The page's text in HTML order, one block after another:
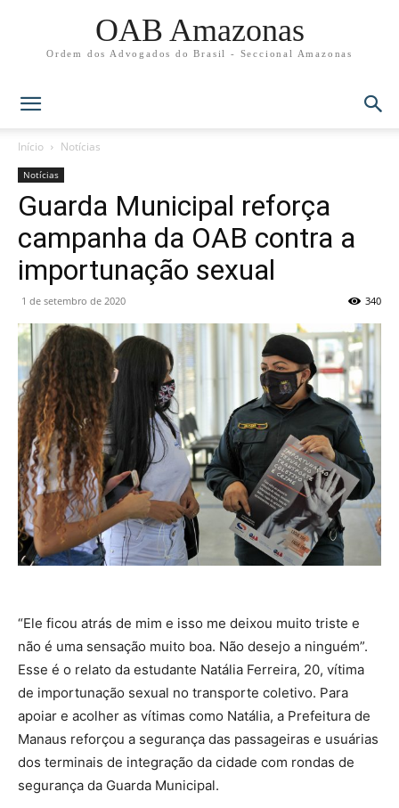
OAB Amazonas
Ordem dos Advogados do Brasil - Seccional Amazonas
Início Notícias
Notícias
Guarda Municipal reforça
campanha da OAB contra a
importunação sexual
1 de setembro de 2020 340
“Ele ficou atrás de mim e isso me deixou muito triste e
não é uma sensação muito boa. Não desejo a ninguém”.
Esse é o relato da estudante Natália Ferreira, 20, vítima
de importunação sexual no transporte coletivo. Para
apoiar e acolher as vítimas como Natália, a Prefeitura de
Manaus reforçou a segurança das passageiras e usuárias
dos terminais de integração da cidade com rondas de
segurança da Guarda Municipal.